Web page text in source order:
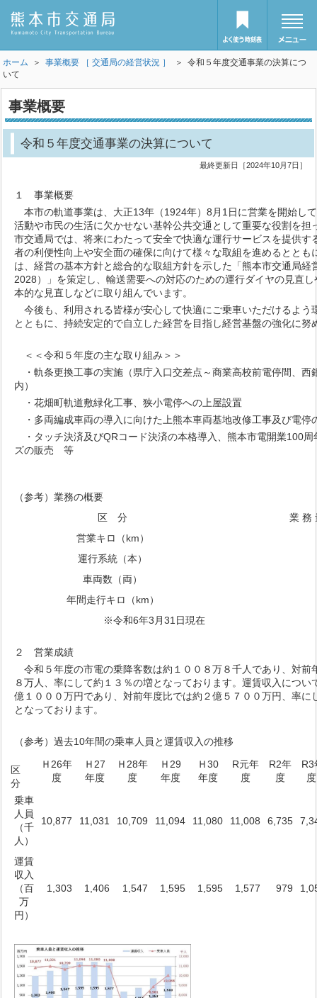
ホーム ＞事業概要 ［ 交通局の経営状況 ］
＞ 令和５年度交通事業の決算につ
いて
事業概要
令和５年度交通事業の決算について
最終更新日［2024年10月7日］
１ 事業概要
本市の軌道事業は、大正13年（1924年）8月1日に営業を開始し
活動や市民の生活に欠かせない基幹公共交通として重要な役割を担
市交通局では、将来にわたって安全で快適な運行サービスを提供す
者の利便性向上や安全面の確保に向けて様々な取組を進めるととも
は、経営の基本方針と総合的な取組方針を示した「熊本市交通局経
2028）」を策定し、輸送需要への対応のための運行ダイヤの見直
本的な見直しなどに取り組んでいます。
今後も、利用される皆様が安心して快適にご乗車いただけるよう
とともに、持続安定的で自立した経営を目指し経営基盤の強化に努
＜＜令和５年度の主な取り組み＞＞
・軌条更換工事の実施（県庁入口交差点～商業高校前電停間、西
内）
・花畑町軌道敷緑化工事、狭小電停への上屋設置
・多両編成車両の導入に向けた上熊本車両基地改修工事及び電停
・タッチ決済及びQRコード決済の本格導入、熊本市電開業100周
ズの販売 等
（参考）業務の概要
区 分
業 務
営業キロ（km）
運行系統（本）
車両数（両）
年間走行キロ（km）
※令和6年3月31日現在
２ 営業成績
令和５年度の市電の乗降客数は約１００８万８千人であり、対前
８万人、率にして約１３％の増となっております。運賃収入につい
億１０００万円であり、対前年度比では約２億５７００万円、率に
となっております。
（参考）過去10年間の乗車人員と運賃収入の推移
区
分
Ｈ26年
度
Ｈ27
年度
Ｈ28年
度
Ｈ29
年度
Ｈ30
年度
R元年
度
R2年
度
R3
乗車
人員
（千
人）
10,877 11,031 10,709 11,094 11,080 11,008 6,735
運賃
収入
（百
万
円）
1,303 1,406 1,547 1,595 1,595 1,577 979